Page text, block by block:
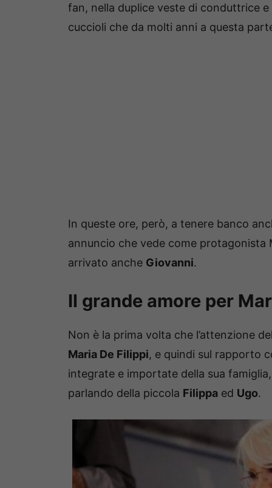
fan, nella duplice veste di conduttrice
cuccioli che da molti anni a questa
In queste ore, però, a tenere banco
annuncio che vede come protagonista
arrivato anche Giovanni.
Il grande amore per
Non è la prima volta che l’attenzione
Maria De Filippi, e quindi sul rapporto
integrate e importate della sua
parlando della piccola Filippa ed Ugo.